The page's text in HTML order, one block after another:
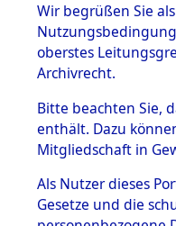
BESTÄNDE
1.
mente
5. Verschiedenes
Wir begrüßen Sie
oberstes
Archivrecht.
Bitte beachten Sie,
enthält. Dazu
Mitgliedschaft in
Als Nutzer dieses
Gesetze und die